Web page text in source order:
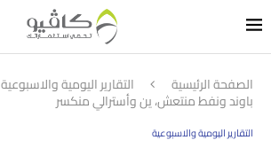
الصفحة الرئيسية التقارير اليومية والاسبوعية
باوند ونفط منتعش، ين وأسترالي منكسر
التقارير اليومية والاسبوعية